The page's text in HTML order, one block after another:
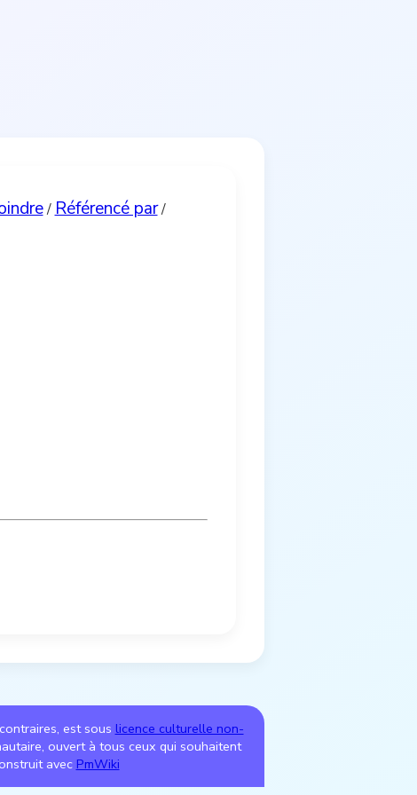
/Référencé par/
est sous licence culturelle non-
ouvert à tous ceux qui souhaitent
avec PmWiki